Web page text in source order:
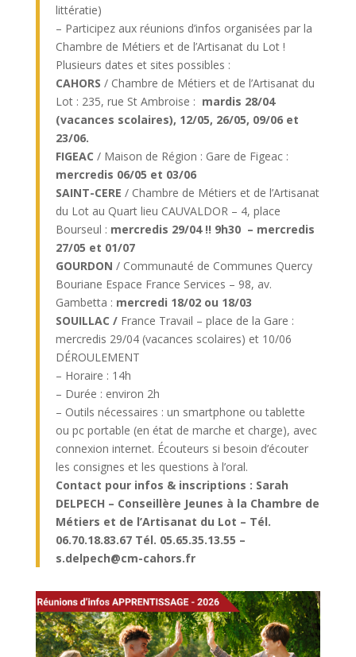
littératie)
– Participez aux réunions d’infos organisées par la
Chambre de Métiers et de l’Artisanat du Lot !
Plusieurs dates et sites possibles :
CAHORS / Chambre de Métiers et de l’Artisanat du
Lot : 235, rue St Ambroise : mardis 28/04
(vacances scolaires), 12/05, 26/05, 09/06 et
23/06.
FIGEAC / Maison de Région : Gare de Figeac :
mercredis 06/05 et 03/06
SAINT-CERE / Chambre de Métiers et de l’Artisanat
du Lot au Quart lieu CAUVALDOR – 4, place
Bourseul : mercredis 29/04 !! 9h30 – mercredis
27/05 et 01/07
GOURDON / Communauté de Communes Quercy
Bouriane Espace France Services – 98, av.
Gambetta : mercredi 18/02 ou 18/03
SOUILLAC / France Travail – place de la Gare :
mercredis 29/04 (vacances scolaires) et 10/06
DÉROULEMENT
– Horaire : 14h
– Durée : environ 2h
– Outils nécessaires : un smartphone ou tablette
ou pc portable (en état de marche et charge), avec
connexion internet. Écouteurs si besoin d’écouter
les consignes et les questions à l’oral.
Contact pour infos & inscriptions : Sarah
DELPECH – Conseillère Jeunes à la Chambre de
Métiers et de l’Artisanat du Lot – Tél.
06.70.18.83.67 Tél. 05.65.35.13.55 –
s.delpech@cm-cahors.fr